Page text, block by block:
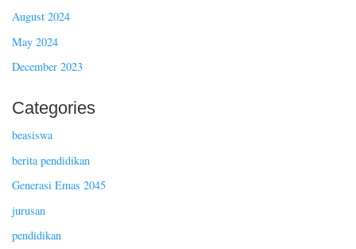
August 2024
May 2024
December 2023
Categories
beasiswa
berita pendidikan
Generasi Emas 2045
jurusan
pendidikan